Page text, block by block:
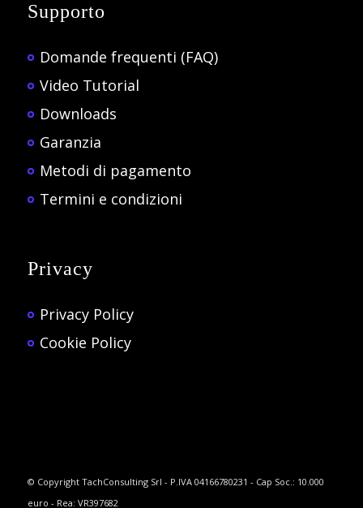
Supporto
Domande frequenti (FAQ)
Video Tutorial
Downloads
Garanzia
Metodi di pagamento
Termini e condizioni
Privacy
Privacy Policy
Cookie Policy
© Copyright TachConsulting Srl - P.IVA 04166780231 - Cap Soc.: 10.000
euro - Rea: VR397682